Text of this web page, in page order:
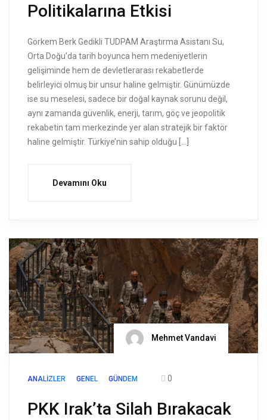
Politikalarına Etkisi
Görkem Berk Gedikli TUDPAM Araştırma Asistanı Su,
Orta Doğu’da tarih boyunca hem medeniyetlerin
gelişiminde hem de devletlerarası rekabetlerde
belirleyici olmuş bir unsur haline gelmiştir. Günümüzde
ise su meselesi, sadece bir doğal kaynak sorunu değil,
aynı zamanda güvenlik, enerji, tarım, göç ve jeopolitik
rekabetin tam merkezinde yer alan stratejik bir faktör
haline gelmiştir. Türkiye’nin sahip olduğu […]
Devamını Oku
Mehmet Vandavi
ANALIZLER GENEL GÜNDEM 0
PKK Irak’ta Silah Bırakacak